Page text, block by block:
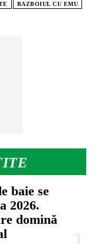
baie se
2026.
domină
RAZBOIUL CU EMU